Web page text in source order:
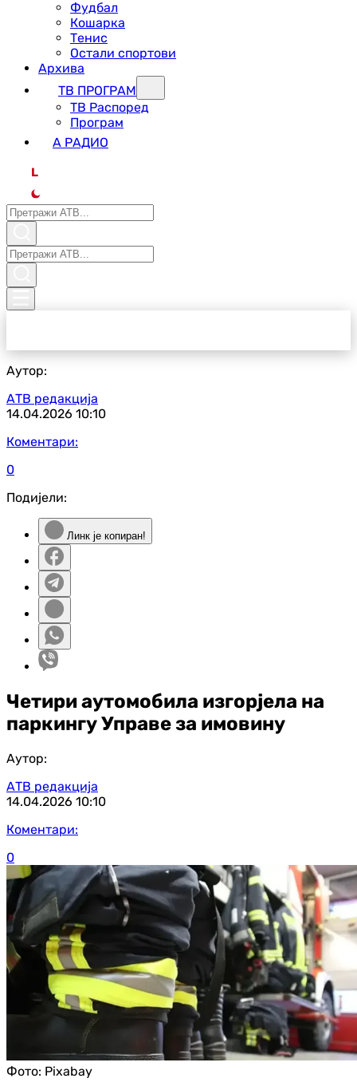
Фудбал
Кошарка
Тенис
Остали спортови
Архива
ТВ ПРОГРАМ
ТВ Распоред
Програм
А РАДИО
L
Аутор:
АТВ редакција
14.04.2026 10:10
Коментари:
0
Подијели:
Линк је копиран!
Четири аутомобила изгорјела на
паркингу Управе за имовину
Аутор:
АТВ редакција
14.04.2026 10:10
Коментари:
0
Фото: Pixabay